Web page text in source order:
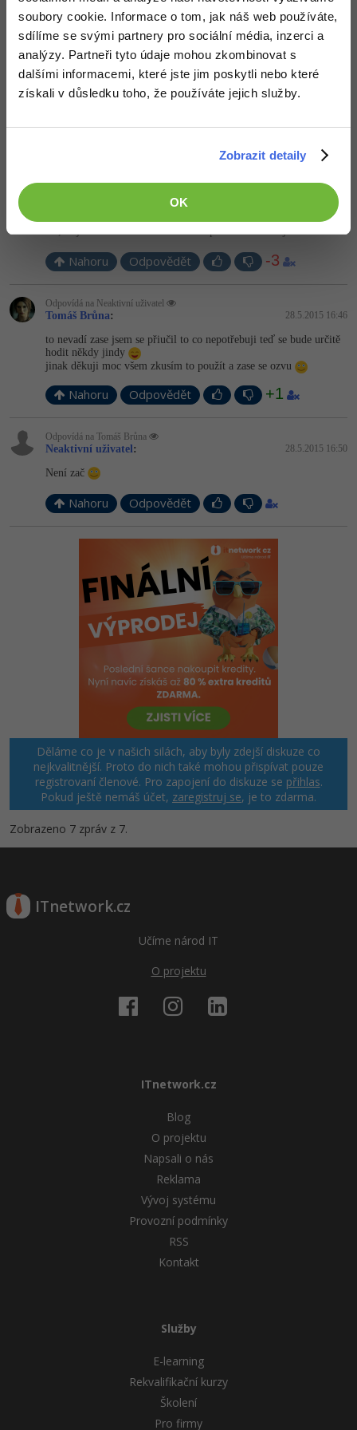
soubory cookie. Informace o tom, jak náš web používáte,
sdílíme se svými partnery pro sociální média, inzerci a
analýzy. Partneři tyto údaje mohou zkombinovat s
dalšími informacemi, které jste jim poskytli nebo které
získali v důsledku toho, že používáte jejich služby.
Zobrazit detaily
OK
Windows
Linux
Elektronický podpis
Fórum
Fórum
Nahoru Odpovědět +1
Odpovídá na Neaktivní uživatel
zaxtutorialscz : 28.5.2015 11:48
+1
28.5.2015 11:59
Ne, to jsi neudělal. Co na tom nechápeš? Chtěl něco jiného.
Nahoru Odpovědět -3
Odpovídá na Neaktivní uživatel
Tomáš Brůna: 28.5.2015 16:46
to nevadí zase jsem se přiučil to co nepotřebuji teď se bude určitě
hodit někdy jindy
jinak děkuji moc všem zkusím to použít a zase se ozvu
Nahoru Odpovědět +1
Odpovídá na Tomáš Brůna
Neaktivní uživatel: 28.5.2015 16:50
Není zač
Nahoru Odpovědět
Děláme co je v našich silách, aby byly zdejší diskuze co
nejkvalitnější. Proto do nich také mohou přispívat pouze
registrovaní členové. Pro zapojení do diskuze se přihlas.
Pokud ještě nemáš účet, zaregistruj se, je to zdarma.
Zobrazeno 7 zpráv z 7.
ITnetwork.cz
Učíme národ IT
O projektu
ITnetwork.cz
Blog
O projektu
Napsali o nás
Reklama
Vývoj systému
Provozní podmínky
RSS
Kontakt
Služby
E-learning
Rekvalifikační kurzy
Školení
Pro firmy